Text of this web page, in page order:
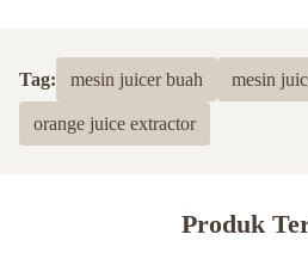
Tag: mesin juicer buah mesin
orange juice extractor
Produk